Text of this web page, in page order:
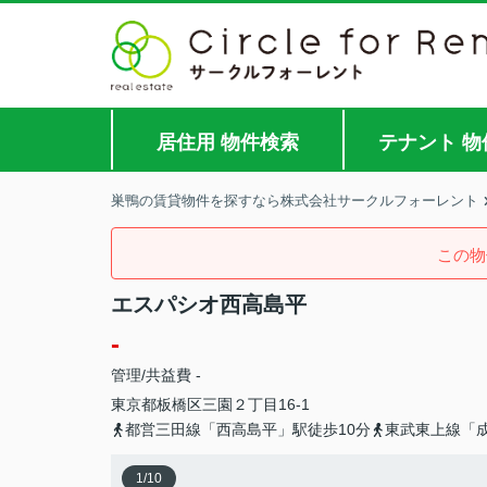
居住用 物件検索 テナント 物
巣鴨の賃貸物件を探すなら株式会社サークルフォーレント
この
エスパシオ西高島平
-
管理/共益費 -
東京都板橋区三園 ２丁目16-1
都営三田線「西高島平」駅徒歩10分
東武東上線「
1/10